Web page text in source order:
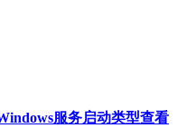
服务启动类型查看